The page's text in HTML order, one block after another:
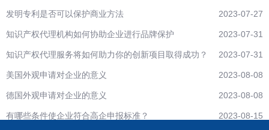
2023-07-27
发明专利是否可以保护商业方法
2023-07-31
知识产权代理机构如何协助企业进行品牌保护
2023-07-31
知识产权代理服务将如何助力你的创新项目取得成功？
2023-08-08
美国外观申请对企业的意义
2023-08-08
德国外观申请对企业的意义
2023-08-15
有哪些条件使企业符合高企申报标准？